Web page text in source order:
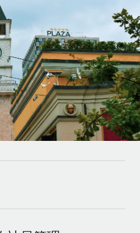
託
ームレスに統合する
能を内蔵
ゆるAIツールをRemoteに接続
用して業務プロセスを効率化す
ルなグローバルHR・給与処理ソ
ューションでチームを拡大する
トナー
に自社プラットフォームへ統合
レート